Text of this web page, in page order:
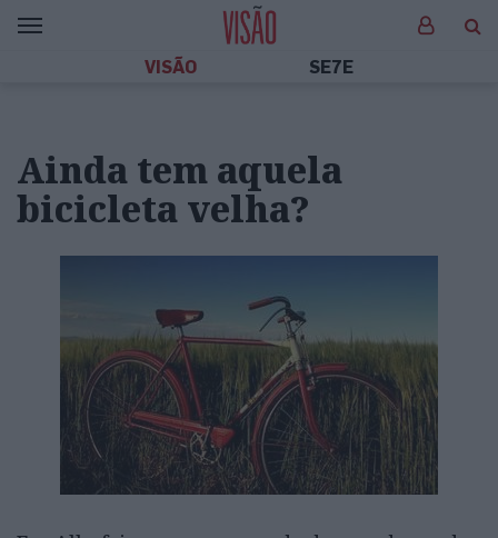
VISÃO SE7E
Ainda tem aquela
bicicleta velha?